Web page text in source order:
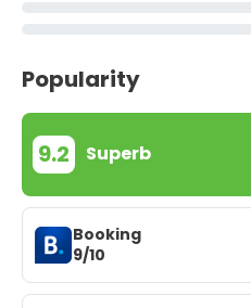
Popularity
9.2 Superb
Booking
9/10